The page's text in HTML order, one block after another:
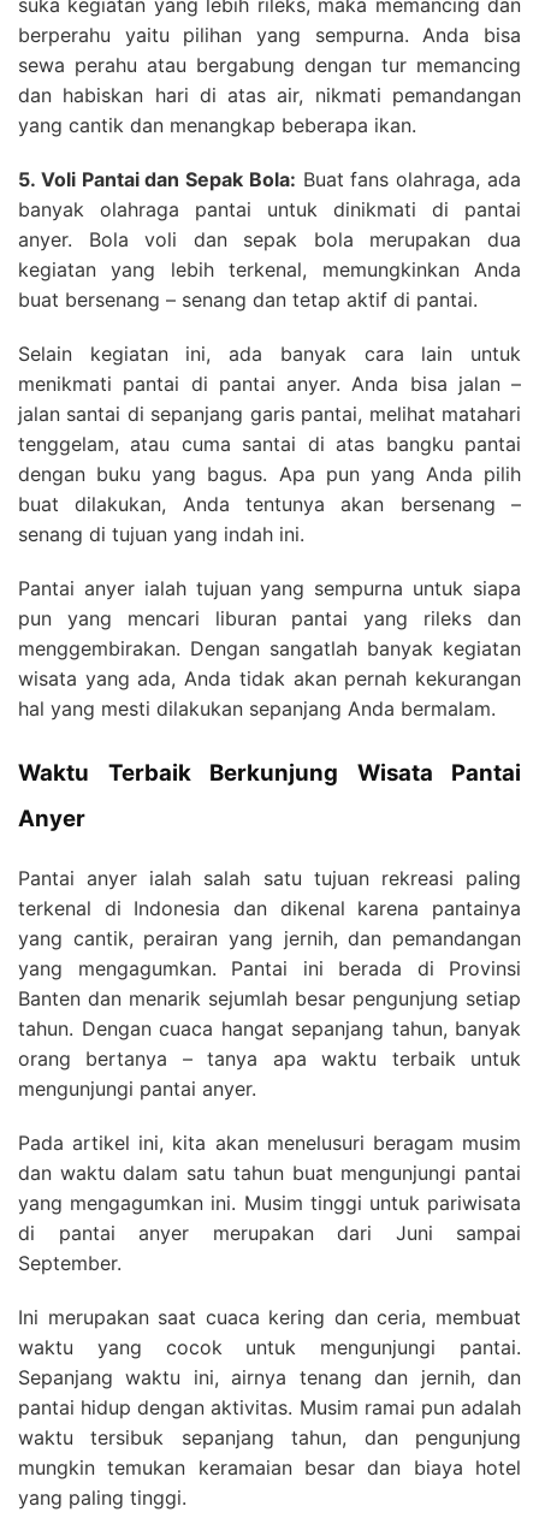
suka kegiatan yang lebih rileks, maka memancing dan
berperahu yaitu pilihan yang sempurna. Anda bisa
sewa perahu atau bergabung dengan tur memancing
dan habiskan hari di atas air, nikmati pemandangan
yang cantik dan menangkap beberapa ikan.
5. Voli Pantai dan Sepak Bola: Buat fans olahraga, ada
banyak olahraga pantai untuk dinikmati di pantai
anyer. Bola voli dan sepak bola merupakan dua
kegiatan yang lebih terkenal, memungkinkan Anda
buat bersenang – senang dan tetap aktif di pantai.
Selain kegiatan ini, ada banyak cara lain untuk
menikmati pantai di pantai anyer. Anda bisa jalan –
jalan santai di sepanjang garis pantai, melihat matahari
tenggelam, atau cuma santai di atas bangku pantai
dengan buku yang bagus. Apa pun yang Anda pilih
buat dilakukan, Anda tentunya akan bersenang –
senang di tujuan yang indah ini.
Pantai anyer ialah tujuan yang sempurna untuk siapa
pun yang mencari liburan pantai yang rileks dan
menggembirakan. Dengan sangatlah banyak kegiatan
wisata yang ada, Anda tidak akan pernah kekurangan
hal yang mesti dilakukan sepanjang Anda bermalam.
Waktu Terbaik Berkunjung Wisata Pantai
Anyer
Pantai anyer ialah salah satu tujuan rekreasi paling
terkenal di Indonesia dan dikenal karena pantainya
yang cantik, perairan yang jernih, dan pemandangan
yang mengagumkan. Pantai ini berada di Provinsi
Banten dan menarik sejumlah besar pengunjung setiap
tahun. Dengan cuaca hangat sepanjang tahun, banyak
orang bertanya – tanya apa waktu terbaik untuk
mengunjungi pantai anyer.
Pada artikel ini, kita akan menelusuri beragam musim
dan waktu dalam satu tahun buat mengunjungi pantai
yang mengagumkan ini. Musim tinggi untuk pariwisata
di pantai anyer merupakan dari Juni sampai
September.
Ini merupakan saat cuaca kering dan ceria, membuat
waktu yang cocok untuk mengunjungi pantai.
Sepanjang waktu ini, airnya tenang dan jernih, dan
pantai hidup dengan aktivitas. Musim ramai pun adalah
waktu tersibuk sepanjang tahun, dan pengunjung
mungkin temukan keramaian besar dan biaya hotel
yang paling tinggi.